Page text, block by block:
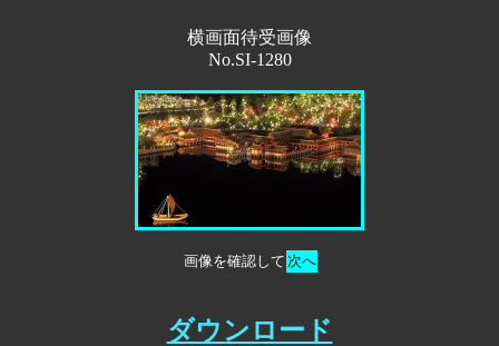
横画面待受画像
No.SI-1280
画像を確認して 次へ
ダウンロード